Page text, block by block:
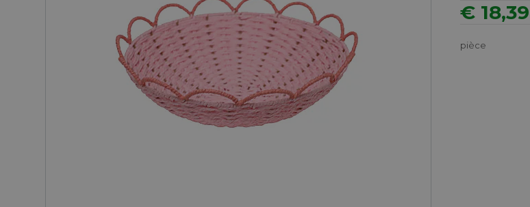
€ 18,39
pièce